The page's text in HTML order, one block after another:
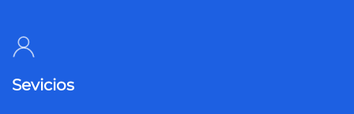
Sevicios